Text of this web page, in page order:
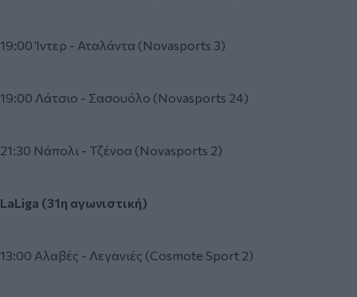
19:00 Ίντερ - Αταλάντα (Novasports 3)
19:00 Λάτσιο - Σασουόλο (Novasports 24)
21:30 Νάπολι - Τζένοα (Novasports 2)
LaLiga (31η αγωνιστική)
13:00 Αλαβές - Λεγανιές (Cosmote Sport 2)